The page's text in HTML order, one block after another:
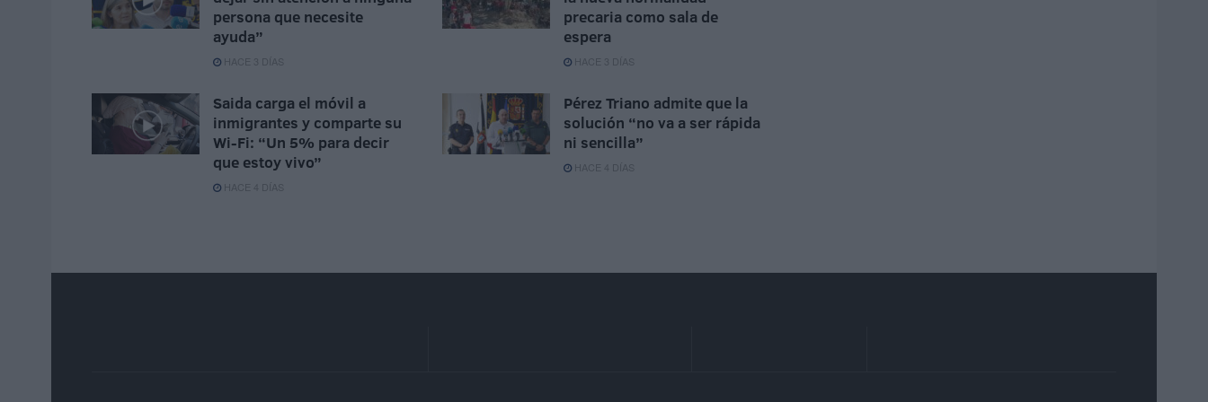
persona que necesite
ayuda”
HACE 3 DÍAS
precaria como sala de
espera
HACE 3 DÍAS
Saida carga el móvil a
inmigrantes y comparte su
Wi-Fi: “Un 5% para decir
que estoy vivo”
HACE 4 DÍAS
Pérez Triano admite que la
solución “no va a ser rápida
ni sencilla”
HACE 4 DÍAS